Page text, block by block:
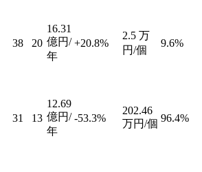
38 20
16.31
億円/
年
+20.8%
2.5 万
円/個
9.6%
31 13
12.69
億円/
年
-53.3%
202.46
万円/個 96.4%